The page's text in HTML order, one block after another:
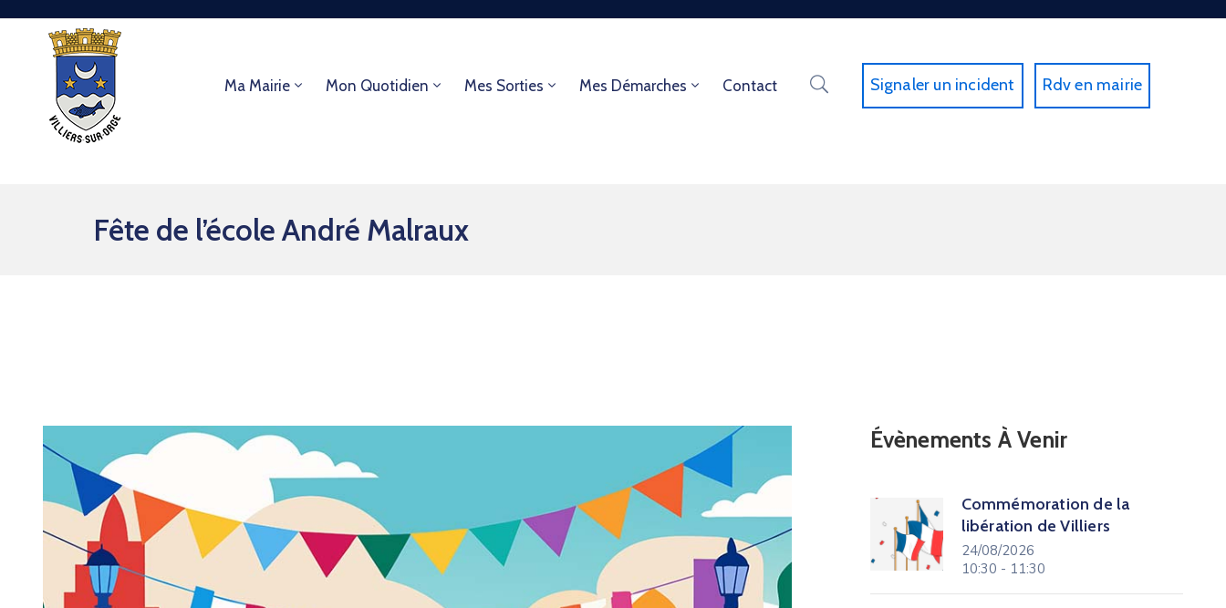
Ma Mairie Mon Quotidien Mes Sorties Mes Démarches Contact Signaler un incident Rdv en mairie
Fête de l’école André Malraux
Évènements À Venir
Commémoration de la
libération de Villiers
24/08/2026
10:30 - 11:30